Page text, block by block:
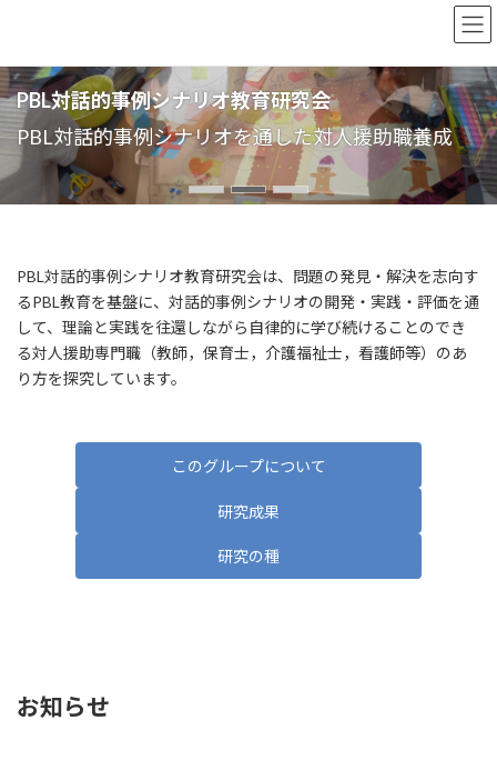
ン
ツ
へ
ス
プ
ー
シ
ョ
ン
動
PBL対話的事例シナリオ教育研究会
PBL対話的事例シナリオを通した対人援助職養成
PBL対話的事例シナリオ教育研究会
PBL対話的事例シナリオを通した対人援助職養成
PBL対話的事例シナリオ教育研究会
PBL対話的事例シナリオを通した対人援助職養成
PBL対話的事例シナリオ教育研究会は、問題の発見・解決を志向す
るPBL教育を基盤に、対話的事例シナリオの開発・実践・評価を通
して、理論と実践を往還しながら自律的に学び続けることのでき
る対人援助専門職（教師，保育士，介護福祉士，看護師等）のあ
り方を探究しています。
このグループについて
研究成果
研究の種
お知らせ